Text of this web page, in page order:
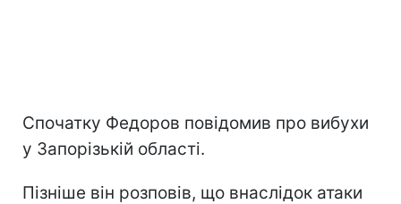
Спочатку Федоров повідомив про вибухи
у Запорізькій області.
Пізніше він розповів, що внаслідок атаки